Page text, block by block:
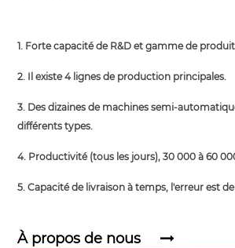
1. Forte capacité de R&D et gamme de
2. Il existe 4 lignes de production principales.
3. Des dizaines de machines semi-
différents types.
4. Productivité (tous les jours), 30 000 à 60
5. Capacité de livraison à temps, l'erreur est de
À propos de nous